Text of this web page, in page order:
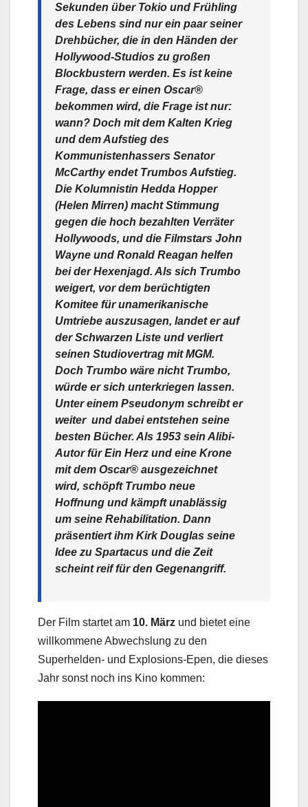
Sekunden über Tokio und Frühling
des Lebens sind nur ein paar seiner
Drehbücher, die in den Händen der
Hollywood-Studios zu großen
Blockbustern werden. Es ist keine
Frage, dass er einen Oscar®
bekommen wird, die Frage ist nur:
wann? Doch mit dem Kalten Krieg
und dem Aufstieg des
Kommunistenhassers Senator
McCarthy endet Trumbos Aufstieg.
Die Kolumnistin Hedda Hopper
(Helen Mirren) macht Stimmung
gegen die hoch bezahlten Verräter
Hollywoods, und die Filmstars John
Wayne und Ronald Reagan helfen
bei der Hexenjagd. Als sich Trumbo
weigert, vor dem berüchtigten
Komitee für unamerikanische
Umtriebe auszusagen, landet er auf
der Schwarzen Liste und verliert
seinen Studiovertrag mit MGM.
Doch Trumbo wäre nicht Trumbo,
würde er sich unterkriegen lassen.
Unter einem Pseudonym schreibt er
weiter  und dabei entstehen seine
besten Bücher. Als 1953 sein Alibi-
Autor für Ein Herz und eine Krone
mit dem Oscar® ausgezeichnet
wird, schöpft Trumbo neue
Hoffnung und kämpft unablässig
um seine Rehabilitation. Dann
präsentiert ihm Kirk Douglas seine
Idee zu Spartacus und die Zeit
scheint reif für den Gegenangriff.
Der Film startet am 10. März und bietet eine
willkommene Abwechslung zu den
Superhelden- und Explosions-Epen, die dieses
Jahr sonst noch ins Kino kommen: